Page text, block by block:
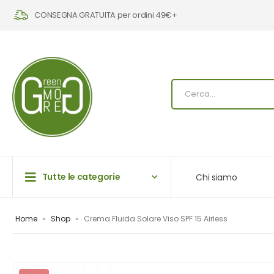
CONSEGNA GRATUITA per ordini 49€+
Tutte le categorie Chi siamo
Home » Shop » Crema Fluida Solare Viso SPF 15 Airless